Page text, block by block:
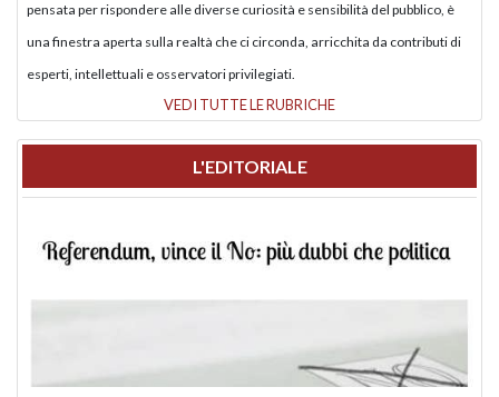
pensata per rispondere alle diverse curiosità e sensibilità del pubblico, è
una finestra aperta sulla realtà che ci circonda, arricchita da contributi di
esperti, intellettuali e osservatori privilegiati.
VEDI TUTTE LE RUBRICHE
L'EDITORIALE